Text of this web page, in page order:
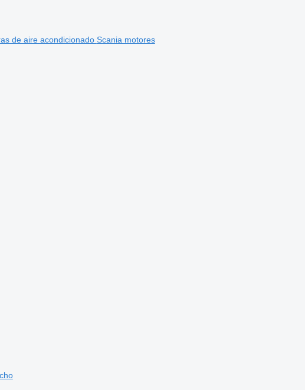
de aire acondicionado Scania motores